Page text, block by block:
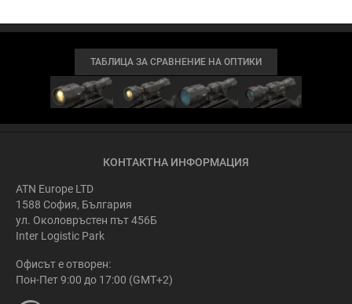
ТАБЛИЦА ЗА СРАВНЕНИЕ НА ОПТИКИ
КОНТАКТНА ИНФОРМАЦИЯ
ATN Europe LTD
1588 София, България
ул. Околовръстен път 456Б
Inter Logistic Park
Офисът е отворен:
Пон-Пет 9:00 до 17:00 (GMT+2)